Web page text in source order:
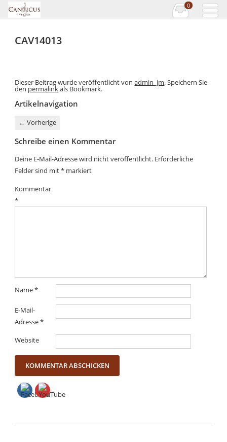
0
CAV14013
Dieser Beitrag wurde veröffentlicht vonadmin_jm. Speichern Sie
den permalinkals Bookmark.
Artikelnavigation
← Vorherige
Schreibe einen Kommentar
Deine E-Mail-Adresse wird nicht veröffentlicht. Erforderliche
Felder sind mit* markiert
Kommentar
*
Name*
E-Mail-
Adresse*
Website